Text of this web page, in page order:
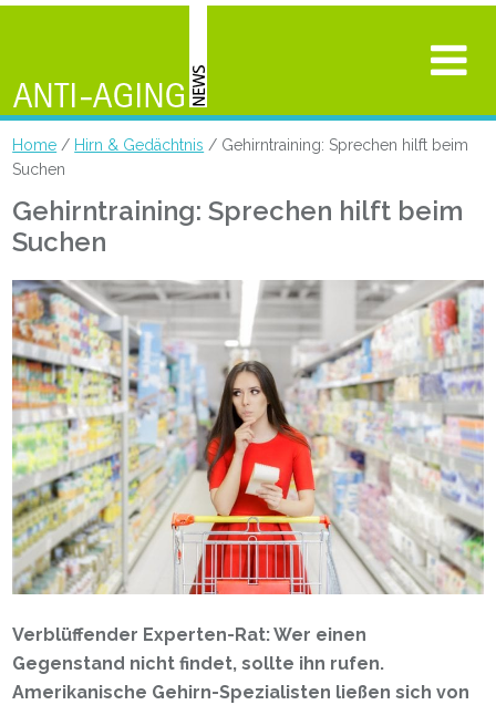
Home / Hirn & Gedächtnis / Gehirntraining: Sprechen hilft beim
Suchen
Gehirntraining: Sprechen hilft beim
Suchen
Verblüffender Experten-Rat: Wer einen
Gegenstand nicht findet, sollte ihn rufen.
Amerikanische Gehirn-Spezialisten ließen sich von